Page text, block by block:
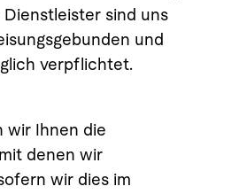
sind uns
und
verpflichtet.
wir Ihnen die
denen wir
wir dies im